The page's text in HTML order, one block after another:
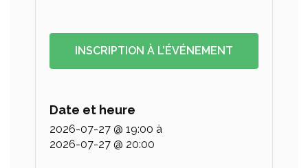
INSCRIPTION À L’ÉVÉNEMENT
Date et heure
2026-07-27 @ 19:00 à
2026-07-27 @ 20:00